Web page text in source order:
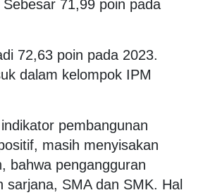
71,99 poin pada
72,63 poin pada 2023.
dalam kelompok IPM
pembangunan
masih menyisakan
bahwa pengangguran
sarjana, SMA dan SMK. Hal